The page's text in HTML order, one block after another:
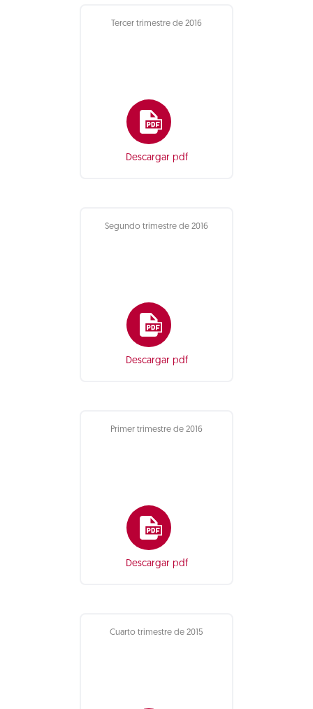
Tercer trimestre de 2016
Descargar pdf
Segundo trimestre de 2016
Descargar pdf
Primer trimestre de 2016
Descargar pdf
Cuarto trimestre de 2015